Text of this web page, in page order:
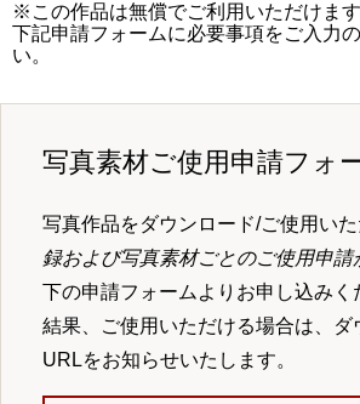
※この作品は無償でご利用いただけま
下記申請フォームに必要事項をご入力
い。
写真素材ご使用申請フォ
写真作品をダウンロード/ご使用い
録および写真素材ごとのご使用申請
下の申請フォームよりお申し込みく
結果、ご使用いただける場合は、ダ
URLをお知らせいたします。